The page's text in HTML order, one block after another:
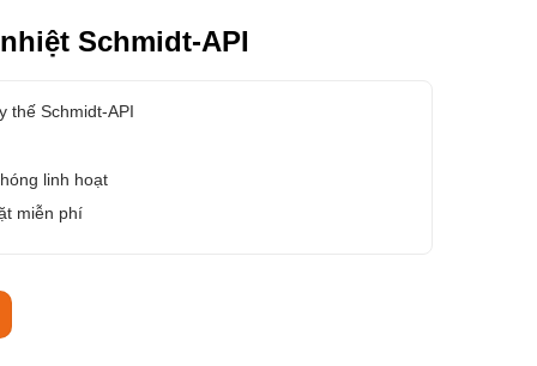
Schmidt-API
thế Schmidt-API
linh hoạt
miễn phí